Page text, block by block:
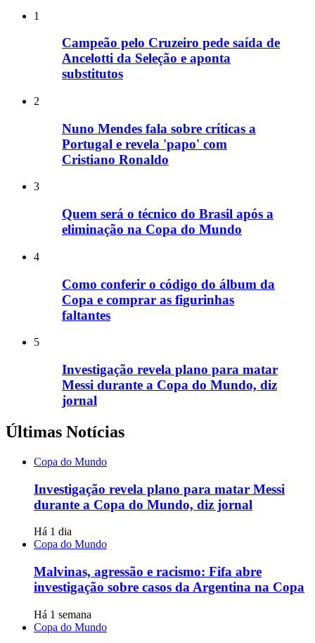
1
Campeão pelo Cruzeiro pede saída de
Ancelotti da Seleção e aponta
substitutos
2
Nuno Mendes fala sobre críticas a
Portugal e revela 'papo' com
Cristiano Ronaldo
3
Quem será o técnico do Brasil após a
eliminação na Copa do Mundo
4
Como conferir o código do álbum da
Copa e comprar as figurinhas
faltantes
5
Investigação revela plano para matar
Messi durante a Copa do Mundo, diz
jornal
Últimas Notícias
Copa do Mundo
Investigação revela plano para matar Messi
durante a Copa do Mundo, diz jornal
Há 1 dia
Copa do Mundo
Malvinas, agressão e racismo: Fifa abre
investigação sobre casos da Argentina na Copa
Há 1 semana
Copa do Mundo